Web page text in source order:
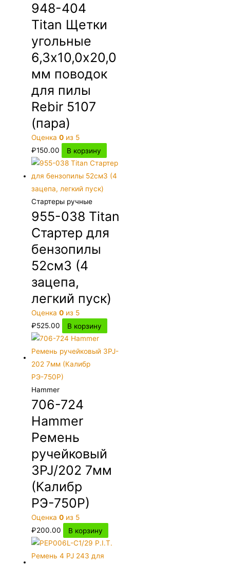
948-404
Titan Щетки
угольные
6,3х10,0х20,0
мм поводок
для пилы
Rebir 5107
(пара)
Оценка0 из 5
₽150.00 В корзину
Стартеры ручные
955-038 Titan
Стартер для
бензопилы
52см3 (4
зацепа,
легкий пуск)
Оценка0 из 5
₽525.00 В корзину
Hammer
706-724
Hammer
Ремень
ручейковый
3PJ/202 7мм
(Калибр
РЭ-750Р)
Оценка0 из 5
₽200.00 В корзину